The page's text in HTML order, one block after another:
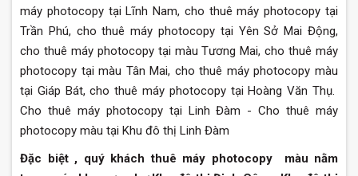
máy photocopy tại Lĩnh Nam, cho thuê máy photocopy tại
Trần Phú, cho thuê máy photocopy tại Yên Sở Mai Động,
cho thuê máy photocopy tại màu Tương Mai, cho thuê máy
photocopy tại màu Tân Mai, cho thuê máy photocopy màu
tại Giáp Bát, cho thuê máy photocopy tại Hoàng Văn Thụ.
Cho thuê máy photocopy tại Linh Đàm - Cho thuê máy
photocopy màu tại Khu đô thị Linh Đàm
Đặc biệt , quý khách thuê máy photocopy màu nằm